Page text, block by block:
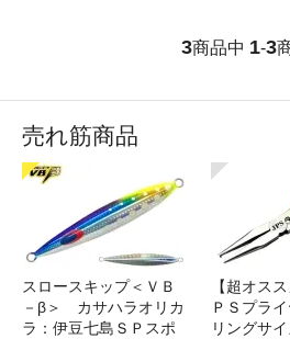
3商品中 1-3
売れ筋商品
スロースキップ＜ＶＢ
－β＞ カサハラオリカ
ラ：伊豆七島ＳＰスポ
【超オス
ＰＳプラ
リングサ